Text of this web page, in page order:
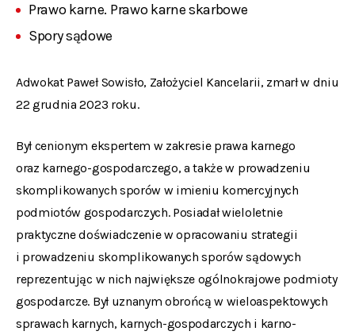
Prawo karne. Prawo karne skarbowe
Spory sądowe
Adwokat Paweł Sowisło, Założyciel Kancelarii, zmarł w dniu
22 grudnia 2023 roku.
Był cenionym ekspertem w zakresie prawa karnego
oraz karnego-gospodarczego, a także w prowadzeniu
skomplikowanych sporów w imieniu komercyjnych
podmiotów gospodarczych. Posiadał wieloletnie
praktyczne doświadczenie w opracowaniu strategii
i prowadzeniu skomplikowanych sporów sądowych
reprezentując w nich największe ogólnokrajowe podmioty
gospodarcze. Był uznanym obrońcą w wieloaspektowych
sprawach karnych, karnych-gospodarczych i karno-